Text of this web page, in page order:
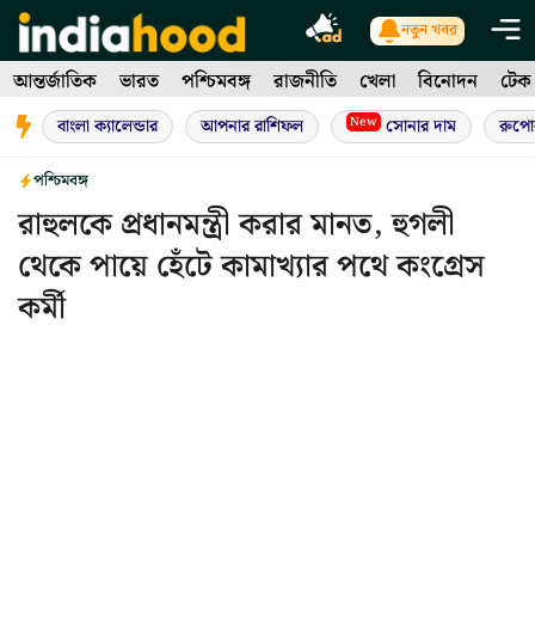
Skip
to
content
নতুন খবর
আন্তর্জাতিক ভারত পশ্চিমবঙ্গ রাজনীতি খেলা বিনোদন টেক
বাংলা ক্যালেন্ডার আপনার রাশিফল New সোনার দাম
পশ্চিমবঙ্গ
রাহুলকে প্রধানমন্ত্রী করার মানত, হুগলী
থেকে পায়ে হেঁটে কামাখ্যার পথে কংগ্রেস
কর্মী